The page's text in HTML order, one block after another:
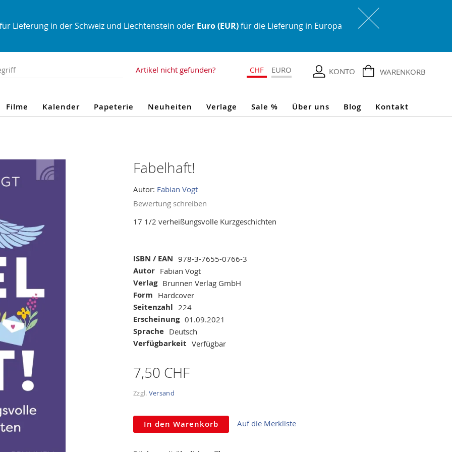
für Lieferung in der Schweiz und Liechtenstein oder Euro (EUR)für die Lieferung in Europa
WARENKORB
KONTO
Artikel nicht gefunden? CHF EURO
Filme Kalender Papeterie Neuheiten Verlage Sale % Über uns Blog Kontakt
Fabelhaft!
Autor: Fabian Vogt
Bewertung schreiben
17 1/2 verheißungsvolle Kurzgeschichten
Mehr
Informationen
ISBN / EAN 978-3-7655-0766-3
Autor Fabian Vogt
Verlag Brunnen Verlag GmbH
Form Hardcover
Seitenzahl 224
Erscheinung 01.09.2021
Sprache Deutsch
Verfügbarkeit Verfügbar
7,50 CHF
Zzgl. Versand
In den Warenkorb Auf die Merkliste